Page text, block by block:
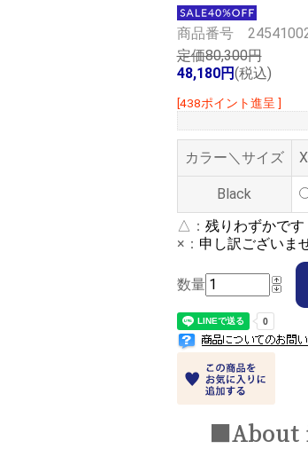
商品番号
定価80,300円
48,180円(税込)
[438ポイント進呈 ]
カラー＼サイズ
Black
△： 残りわずかです
×： 申し訳ございま
数量
■About